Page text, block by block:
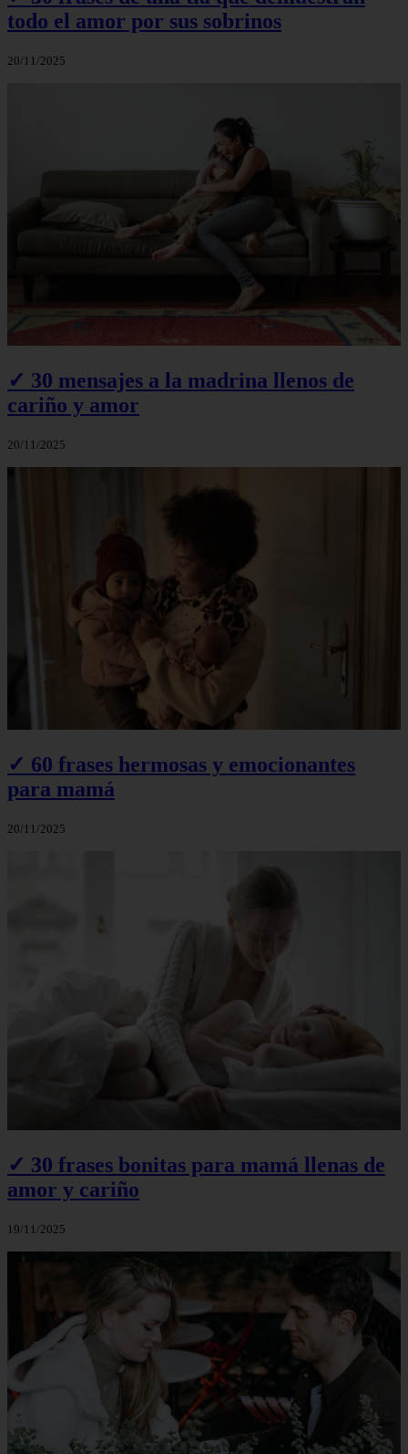
todo el amor por sus sobrinos
20/11/2025
✓ 30 mensajes a la madrina llenos de
cariño y amor
20/11/2025
✓ 60 frases hermosas y emocionantes
para mamá
20/11/2025
✓ 30 frases bonitas para mamá llenas de
amor y cariño
19/11/2025